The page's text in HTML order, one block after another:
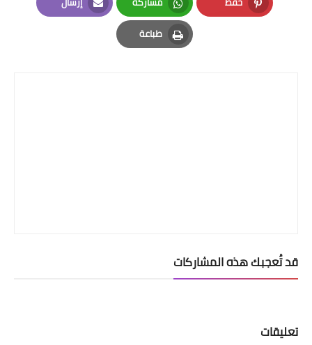
Pinterest
Whatsapp
Email
طباعة
Print
قد تُعجبك هذه المشاركات
تعليقات